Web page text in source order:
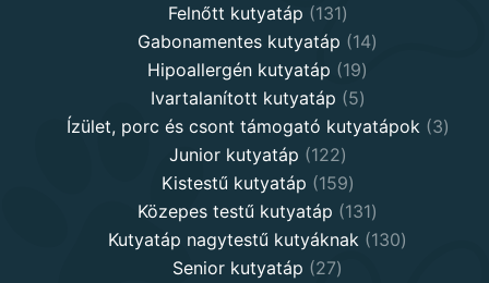
products
Felnőtt kutyatáp 131131
products
Gabonamentes kutyatáp 1414
Hipoallergén kutyatáp 1919
products
Ivartalanított kutyatáp 55
products
Ízület, porc és csont támogató kutyatápok 33
Junior kutyatáp 122122
products
Kistestű kutyatáp 159159
products
Közepes testű kutyatáp 131131
products
Kutyatáp nagytestű kutyáknak 130130
Senior kutyatáp 2727